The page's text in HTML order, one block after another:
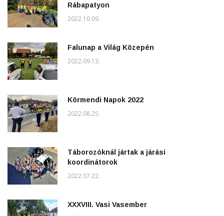
Rábapatyon
2022.10.09.
Falunap a Világ Közepén
2022.09.13.
Körmendi Napok 2022
2022.08.25.
Táborozóknál jártak a járási
koordinátorok
2022.07.22.
XXXVIII. Vasi Vasember